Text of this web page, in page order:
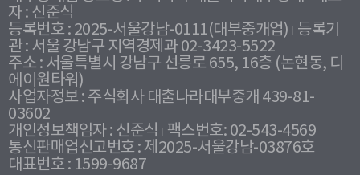
자 : 신준식
등록번호 : 2025-서울강남-0111(대부중개업) 등록기
관 : 서울 강남구 지역경제과 02-3423-5522
주소 : 서울특별시 강남구 선릉로 655, 16층 (논현동, 디
에이원타워)
사업자정보 : 주식회사 대출나라대부중개 439-81-
03602
개인정보책임자 : 신준식
팩스번호: 02-543-4569
통신판매업신고번호 : 제2025-서울강남-03876호
대표번호 : 1599-9687